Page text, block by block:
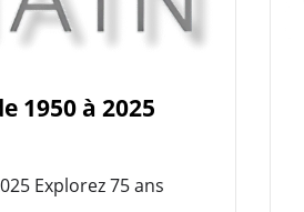
1950 à 2025
Explorez 75 ans